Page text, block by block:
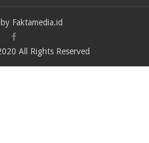
Faktamedia.id
All Rights Reserved